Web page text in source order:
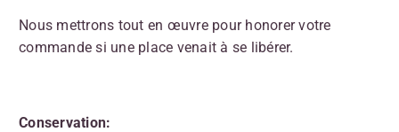
Nous mettrons tout en œuvre pour honorer votre
commande si une place venait à se libérer.
Conservation: